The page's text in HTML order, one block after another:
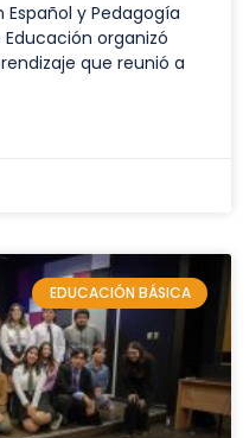
y Pedagogía
organizó
que reunió a
EDUCACIÓN BÁSICA